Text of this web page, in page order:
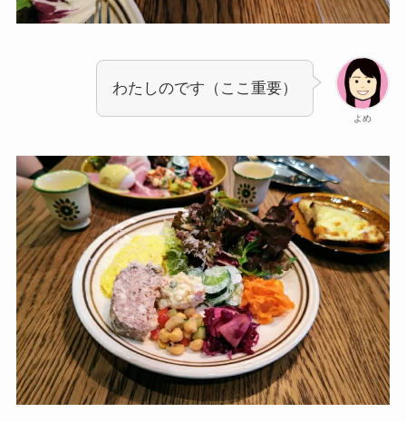
よめ
わたしのです（ここ重要）